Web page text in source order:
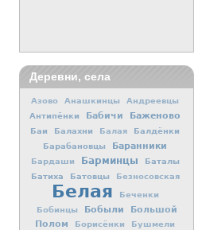
Деревни, села
Азово Анашкинцы Андреевцы
Антипёнки Бабичи Баженово
Баи Балахни Балая
Балдёнки
Барабановцы
Баранники
Бардаши Барминцы
Баталы
Батиха
Батовцы Безносовская
Белая
Беченки
Бобинцы
Бобыли
Большой
Полом
Борисёнки Бушмели